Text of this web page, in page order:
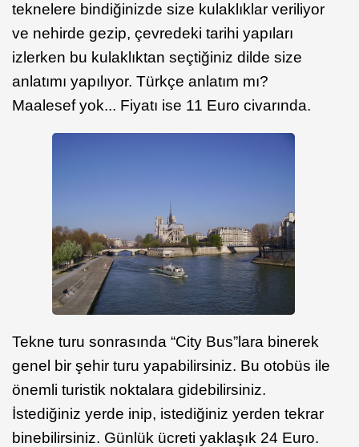
teknelere bindiğinizde size kulaklıklar veriliyor
ve nehirde gezip, çevredeki tarihi yapıları
izlerken bu kulaklıktan seçtiğiniz dilde size
anlatımı yapılıyor. Türkçe anlatım mı?
Maalesef yok... Fiyatı ise 11 Euro civarında.
Tekne turu sonrasında “City Bus”lara binerek
genel bir şehir turu yapabilirsiniz. Bu otobüs ile
önemli turistik noktalara gidebilirsiniz.
İstediğiniz yerde inip, istediğiniz yerden tekrar
binebilirsiniz. Günlük ücreti yaklaşık 24 Euro.